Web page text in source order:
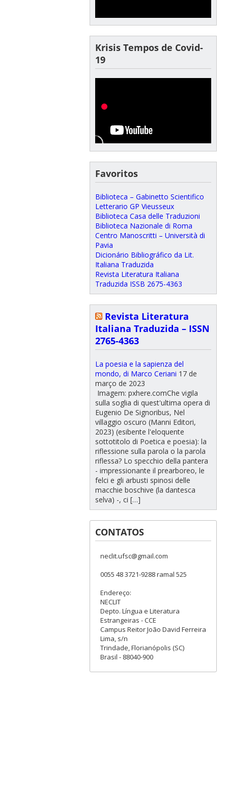
Krisis Tempos de Covid-
19
Favoritos
Biblioteca – Gabinetto Scientifico
Letterario GP Vieusseux
Biblioteca Casa delle Traduzioni
Biblioteca Nazionale di Roma
Centro Manoscritti – Università di
Pavia
Dicionário Bibliográfico da Lit.
Italiana Traduzida
Revista Literatura Italiana
Traduzida ISSB 2675-4363
Revista Literatura
Italiana Traduzida – ISSN
2765-4363
La poesia e la sapienza del
mondo, di Marco Ceriani 17 de
março de 2023
Imagem: pxhere.comChe vigila
sulla soglia di quest'ultima opera di
Eugenio De Signoribus, Nel
villaggio oscuro (Manni Editori,
2023) (esibente l'eloquente
sottotitolo di Poetica e poesia): la
riflessione sulla parola o la parola
riflessa? Lo specchio della pantera
- impressionante il prearboreo, le
felci e gli arbusti spinosi delle
macchie boschive (la dantesca
selva) -, ci […]
CONTATOS
neclit.ufsc@gmail.com
0055 48 3721-9288 ramal 525
Endereço:
NECLIT
Depto. Língua e Literatura
Estrangeiras - CCE
Campus Reitor João David Ferreira
Lima, s/n
Trindade, Florianópolis (SC)
Brasil - 88040-900